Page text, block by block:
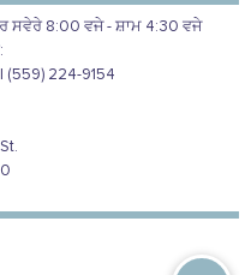
ਸਵੇਰੇ 8:00 ਵਜੇ - ਸ਼ਾਮ 4:30 ਵਜੇ
(559) 224-9154